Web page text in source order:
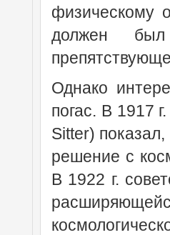
физическому
должен был
Однако
погас. В 1917
Sitter)
решение с
В 1922 г.